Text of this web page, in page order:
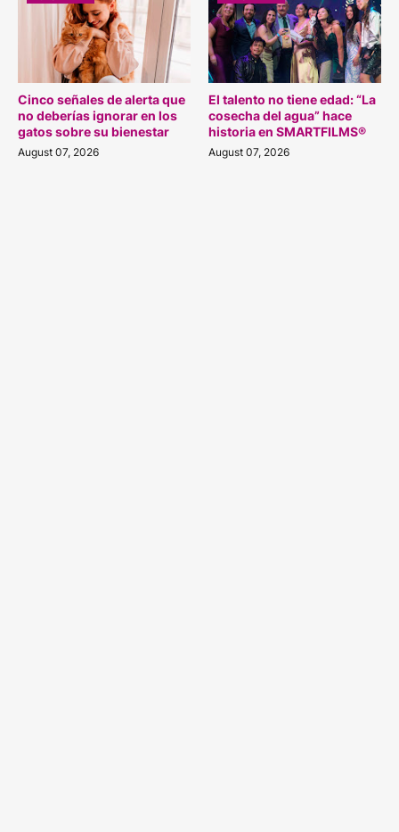
Cinco señales de alerta que
no deberías ignorar en los
gatos sobre su bienestar
August 07, 2026
El talento no tiene edad: “La
cosecha del agua” hace
historia en SMARTFILMS®
August 07, 2026